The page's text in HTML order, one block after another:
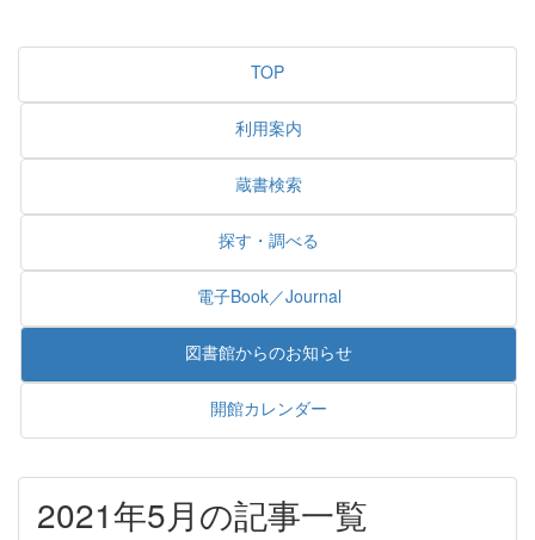
TOP
利用案内
蔵書検索
探す・調べる
電子Book／Journal
図書館からのお知らせ
開館カレンダー
2021年5月の記事一覧